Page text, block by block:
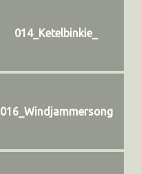
014_Ketelbinkie_
016_Windjammersong